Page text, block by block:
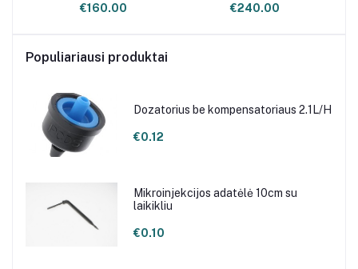
€160.00 €240.00
Populiariausi produktai
Dozatorius be kompensatoriaus 2.1L/H
€0.12
Mikroinjekcijos adatėlė 10cm su
laikikliu
€0.10